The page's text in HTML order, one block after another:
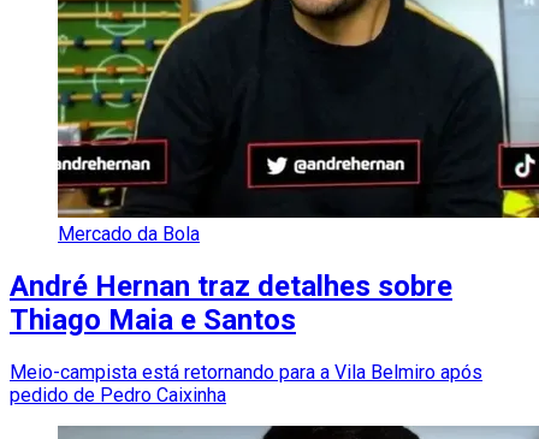
Mercado da Bola
André Hernan traz detalhes sobre
Thiago Maia e Santos
Meio-campista está retornando para a Vila Belmiro após
pedido de Pedro Caixinha